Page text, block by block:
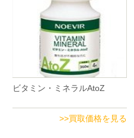
ビタミン・ミネラルAtoZ
>>買取価格を見る